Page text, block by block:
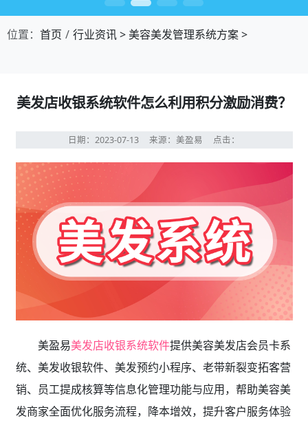
位置： 首页 行业资讯>美容美发管理系统方案>
美发店收银系统软件怎么利用积分激励消费？
日期：2023-07-13 来源：美盈易 点击：
美盈易美发店收银系统软件提供美容美发店会员卡系
统、美发收银软件、美发预约小程序、老带新裂变拓客营
销、员工提成核算等信息化管理功能与应用，帮助美容美
发商家全面优化服务流程，降本增效，提升客户服务体验